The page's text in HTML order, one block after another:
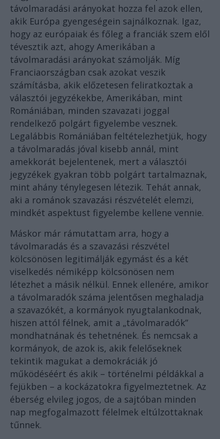
távolmaradási arányokat hozza fel azok ellen,
akik Európa gyengeségein sajnálkoznak. Igaz,
hogy az európaiak és főleg a franciák szem elől
tévesztik azt, ahogy Amerikában a
távolmaradási arányokat számolják. Míg
Franciaországban csak azokat veszik
számításba, akik előzetesen feliratkoztak a
választói jegyzékekbe, Amerikában, mint
Romániában, minden szavazati joggal
rendelkező polgárt figyelembe vesznek.
Legalábbis Romániában feltételezhetjük, hogy
a távolmaradás jóval kisebb annál, mint
amekkorát bejelentenek, mert a választói
jegyzékek gyakran több polgárt tartalmaznak,
mint ahány ténylegesen létezik. Tehát annak,
aki a románok szavazási részvételét elemzi,
mindkét aspektust figyelembe kellene vennie.
Máskor már rámutattam arra, hogy a
távolmaradás és a szavazási részvétel
kölcsönösen legitimálják egymást és a két
viselkedés némiképp kölcsönösen nem
létezhet a másik nélkül. Ennek ellenére, amikor
a távolmaradók száma jelentősen meghaladja
a szavazókét, a kormányok nyugtalankodnak,
hiszen attól félnek, amit a „távolmaradók”
mondhatnának és tehetnének. És nemcsak a
kormányok, de azok is, akik felelőseknek
tekintik magukat a demokráciák jó
működéséért és akik – történelmi példákkal a
fejükben – a kockázatokra figyelmeztetnek. Az
éberség elvileg jogos, de a sajtóban minden
nap megfogalmazott félelmek eltúlzottaknak
tűnnek.